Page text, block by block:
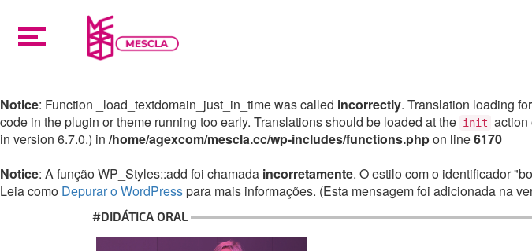
Notice: Function _load_textdomain_just_in_time was called incorrectly. Translation loading
code in the plugin or theme running too early. Translations should be loaded at the init action
in version 6.7.0.) in /home/agexcom/mescla.cc/wp-includes/functions.phpon line6170
Notice: A função WP_Styles::add foi chamada incorretamente. O estilo com o identificador
Leia como Depurar o WordPresspara mais informações. (Esta mensagem foi adicionada na
#DIDÁTICA ORAL